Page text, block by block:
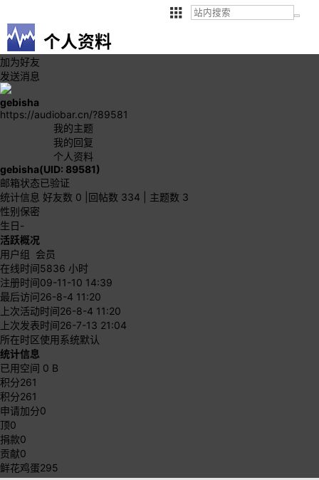
个人资料
加为好友
发送消息
gebisha
https://audiobar.cn/?89581
我的主题
我的回复
个人资料
gebisha(UID: 89581)
邮箱状态已验证
统计信息 好友数 0 回帖数 334
主题数 3
性别保密
生日-
活跃概况
用户组 会员
在线时间5836 小时
注册时间09-11-10 14:39
最后访问26-8-4 11:20
上次活动时间26-8-4 11:20
上次发表时间26-7-13 21:04
所在时区使用系统默认
统计信息
已用空间 0 B
积分261
积分261
申请加分0
顶0
捐款0
贡献0
鲜花鸡蛋295